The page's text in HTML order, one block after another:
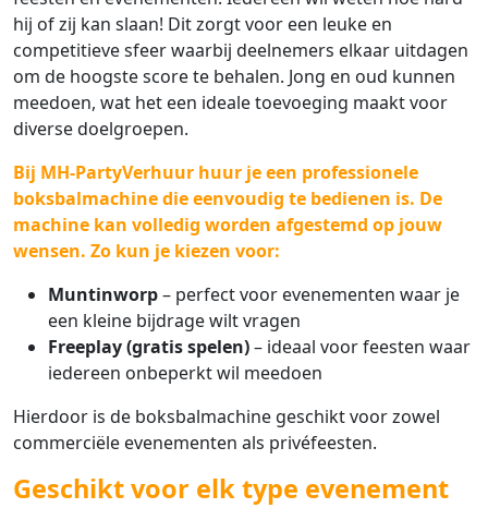
hij of zij kan slaan! Dit zorgt voor een leuke en
competitieve sfeer waarbij deelnemers elkaar uitdagen
om de hoogste score te behalen. Jong en oud kunnen
meedoen, wat het een ideale toevoeging maakt voor
diverse doelgroepen.
Bij MH-PartyVerhuur huur je een professionele
boksbalmachinedie eenvoudig te bedienen is. De
machine kan volledig worden afgestemd op jouw
wensen. Zo kun je kiezen voor:
Muntinworp– perfect voor evenementen waar je
een kleine bijdrage wilt vragen
Freeplay (gratis spelen)– ideaal voor feesten waar
iedereen onbeperkt wil meedoen
Hierdoor is de boksbalmachine geschikt voor zowel
commerciële evenementen als privéfeesten.
Geschikt voor elk type evenement